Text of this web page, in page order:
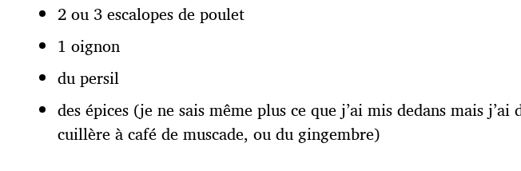
2 ou 3 escalopes de poulet
1 oignon
du persil
des épices (je ne sais même plus ce que j’ai mis dedans mais
cuillère à café de muscade, ou du gingembre)